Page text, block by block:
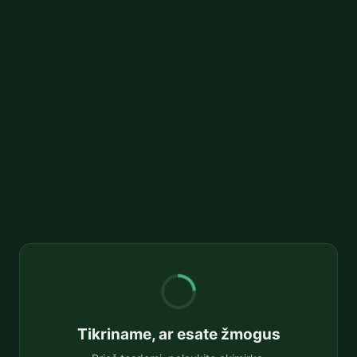
Tikriname, ar esate žmogus